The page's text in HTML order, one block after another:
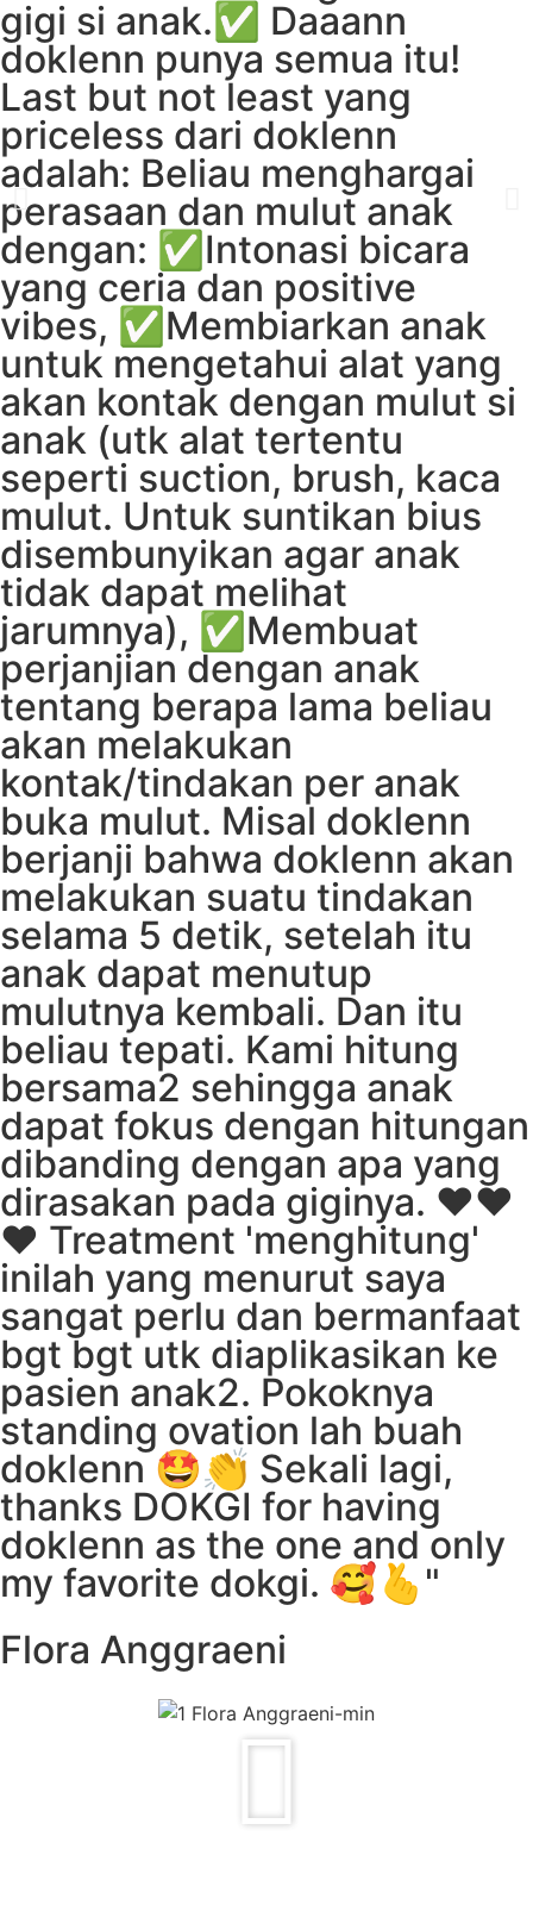
gigi si anak.✅ Daaann
doklenn punya semua itu!
Last but not least yang
priceless dari doklenn
adalah: Beliau menghargai
perasaan dan mulut anak
dengan: ✅Intonasi bicara
yang ceria dan positive
vibes, ✅Membiarkan anak
untuk mengetahui alat yang
akan kontak dengan mulut si
anak (utk alat tertentu
seperti suction, brush, kaca
mulut. Untuk suntikan bius
disembunyikan agar anak
tidak dapat melihat
jarumnya), ✅Membuat
perjanjian dengan anak
tentang berapa lama beliau
akan melakukan
kontak/tindakan per anak
buka mulut. Misal doklenn
berjanji bahwa doklenn akan
melakukan suatu tindakan
selama 5 detik, setelah itu
anak dapat menutup
mulutnya kembali. Dan itu
beliau tepati. Kami hitung
bersama2 sehingga anak
dapat fokus dengan hitungan
dibanding dengan apa yang
dirasakan pada giginya. ❤️❤️
❤️ Treatment 'menghitung'
inilah yang menurut saya
sangat perlu dan bermanfaat
bgt bgt utk diaplikasikan ke
pasien anak2. Pokoknya
standing ovation lah buah
doklenn 🤩👏 Sekali lagi,
thanks DOKGI for having
doklenn as the one and only
my favorite dokgi. 🥰🫰"
Flora Anggraeni